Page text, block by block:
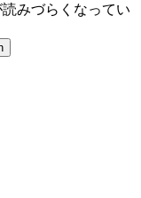
みづらくなってい